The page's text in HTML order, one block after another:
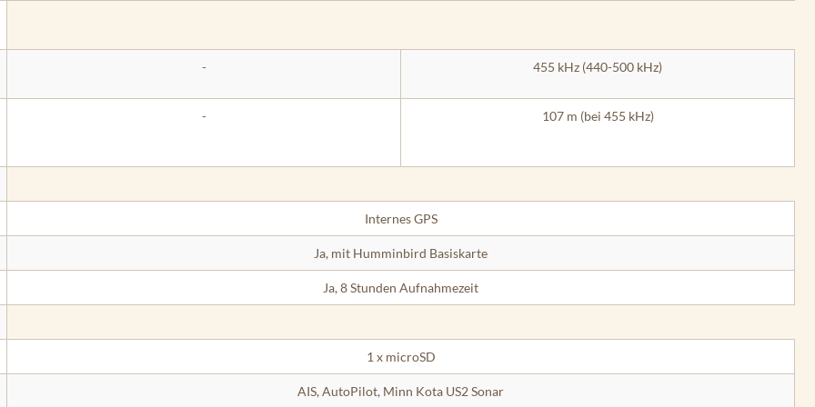
- 455 kHz (440-500 kHz)
- 107 m (bei 455 kHz)
Internes GPS
Ja, mit Humminbird Basiskarte
Ja, 8 Stunden Aufnahmezeit
1 x microSD
AIS, AutoPilot, Minn Kota US2 Sonar